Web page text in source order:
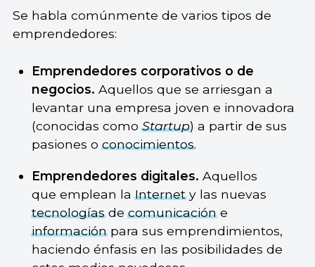
Se habla comúnmente de varios tipos de
emprendedores:
Emprendedores corporativos o de
negocios. Aquellos que se arriesgan a
levantar una empresa joven e innovadora
(conocidas comoStartup) a partir de sus
pasiones oconocimientos.
Emprendedores digitales. Aquellos
que emplean laInternety las nuevas
tecnologíasdecomunicacióne
informaciónpara sus emprendimientos,
haciendo énfasis en las posibilidades de